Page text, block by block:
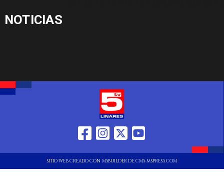
NOTICIAS
SITIO WEB CREADO CON MSBUILDER DE CMS-MSPRESS.COM